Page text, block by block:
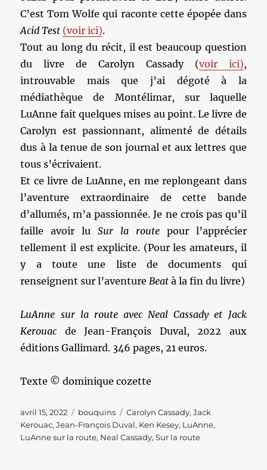
C’est Tom Wolfe qui raconte cette épopée dans
Acid Test (voir ici).
Tout au long du récit, il est beaucoup question
du livre de Carolyn Cassady (voir ici),
introuvable mais que j’ai dégoté à la
médiathèque de Montélimar, sur laquelle
LuAnne fait quelques mises au point. Le livre de
Carolyn est passionnant, alimenté de détails
dus à la tenue de son journal et aux lettres que
tous s’écrivaient.
Et ce livre de LuAnne, en me replongeant dans
l’aventure extraordinaire de cette bande
d’allumés, m’a passionnée. Je ne crois pas qu’il
faille avoir luSur la route pour l’apprécier
tellement il est explicite. (Pour les amateurs, il
y a toute une liste de documents qui
renseignent sur l’aventureBeat à la fin du livre)
LuAnne sur la route avec Neal Cassady et Jack
Kerouac de Jean-François Duval, 2022 aux
éditions Gallimard. 346 pages, 21 euros.
Texte © dominique cozette
Publié
le
avril 15, 2022 Catégories
bouquins Étiquettes
Carolyn Cassady,Jack
Kerouac,Jean-François Duval, Ken Kesey, LuAnne,
LuAnne sur la route, Neal Cassady,Sur la route